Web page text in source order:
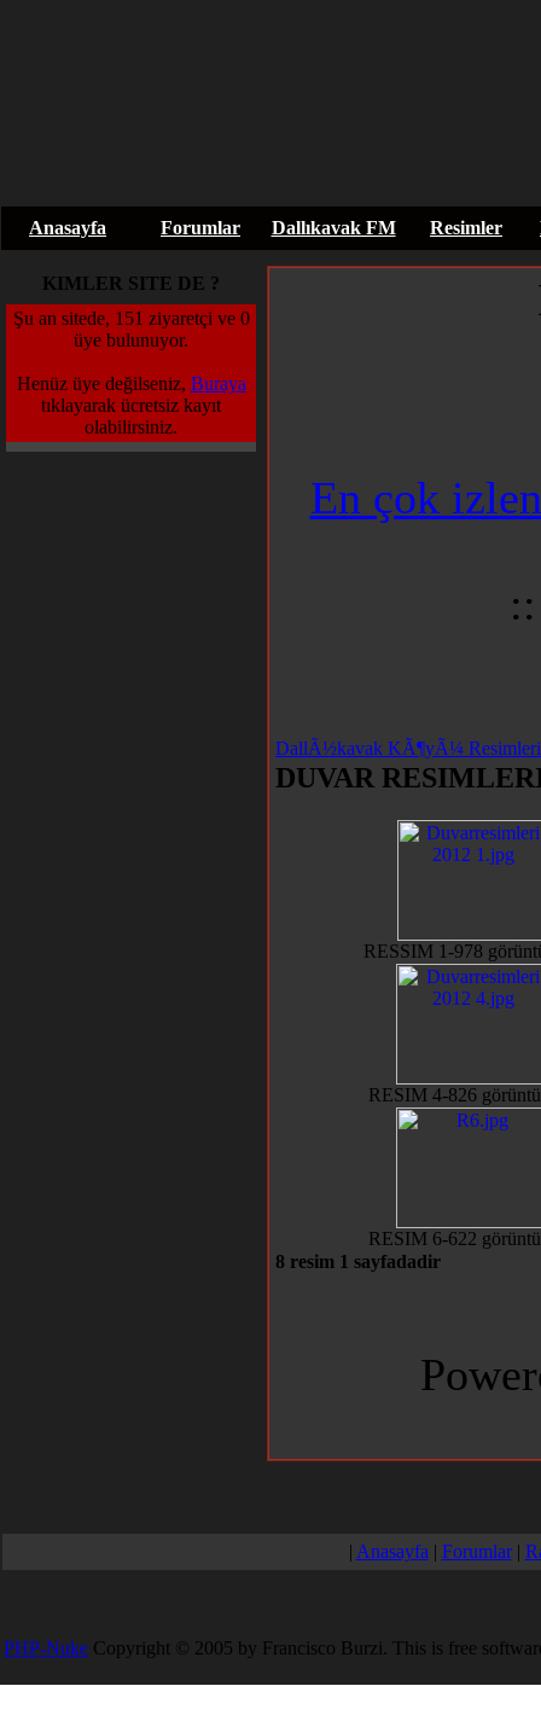
Anasayfa Forumlar Dallıkavak FM Resimler
KIMLER SITE DE ?
Şu an sitede, 151 ziyaretçi ve 0
üye bulunuyor.
Henüz üye değilseniz, Buraya
tıklayarak ücretsiz kayıt
olabilirsiniz.
En çok
DallÃ½kavak KÃ¶yÃ¼ Resimleri
DUVAR
RESSIM 1-978
RESIM 4-826
RESIM 6-622
8 resim 1 sayfadadir
| Anasayfa | Forumlar|
PHP-Nuke Copyright © 2005 by Francisco Burzi. This is free